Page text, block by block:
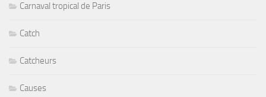
Carnaval tropical de Paris
Catch
Catcheurs
Causes